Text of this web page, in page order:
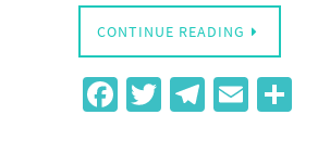
CONTINUE READING
Fa T
Te E